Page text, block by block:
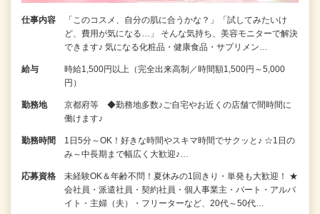
仕事内容
「このコスメ、自分の肌に合うかな？」「試してみたいけ
ど、費用が気になる…」 そんな気持ち、美容モニターで解決
できます♪ 気になる化粧品・健康食品・サプリメン…
給与
時給1,500円以上（完全出来高制／時間額1,500円～5,000
円）
勤務地
京都府等 ◆勤務地多数♪ご自宅やお近くの店舗で間時間に
働けます♪
勤務時間
1日5分～OK！好きな時間やスキマ時間でサクッと♪ ☆1日の
み～中長期まで幅広く大歓迎♪…
応募資格
未経験OK＆年齢不問！夏休みの1回きり・単発も大歓迎！ ★
会社員・派遣社員・契約社員・個人事業主・パート・アルバ
イト・主婦（夫）・フリーターなど、20代～50代…